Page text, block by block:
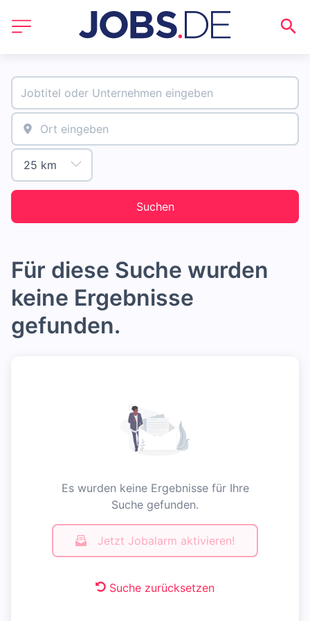
Suchen
Für diese Suche wurden
keine Ergebnisse
gefunden.
Es wurden keine Ergebnisse für Ihre
Suche gefunden.
Jetzt Jobalarm aktivieren!
Suche zurücksetzen